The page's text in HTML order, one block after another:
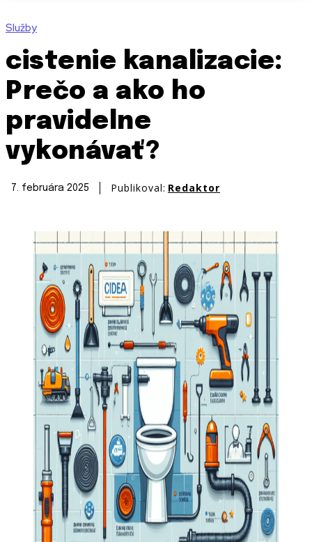
Služby
cistenie kanalizacie:
Prečo a ako ho
pravidelne
vykonávať?
7. februára 2025 Publikoval: Redaktor